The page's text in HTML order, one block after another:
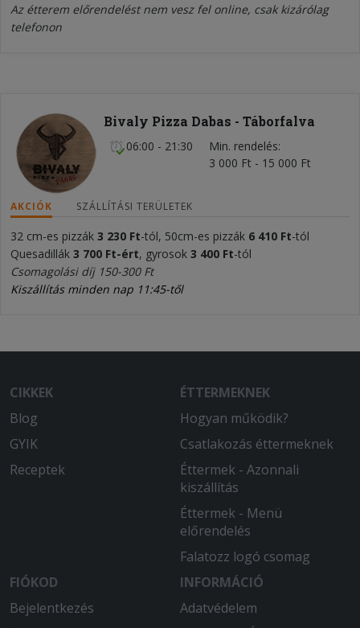
Az étterem előrendelést nem vesz fel online, csak kizárólag
telefonon
Bivaly Pizza Dabas - Táborfalva
06:00 - 21:30
Min. rendelés
3 000 Ft - 15 000 Ft
AKCIÓK SZÁLLÍTÁSI TERÜLETEK
32 cm-es pizzák 3 230 Ft-tól, 50cm-es pizzák 6 410 Ft-tól
Quesadillák 3 700 Ft-ért, gyrosok 3 400 Ft-tól
Csomagolási díj 150-300 Ft
Kiszállítás minden nap 11:45-től
CIKKEK
Blog
GYIK
Receptek
ÉTTERMEKNEK
Hogyan működik?
Csatlakozás éttermeknek
Éttermek - Azonnali
kiszállítás
Éttermek - Menü
előrendelés
Falatozz logó csomag
FIÓKOD
Bejelentkezés
INFORMÁCIÓ
Adatvédelem